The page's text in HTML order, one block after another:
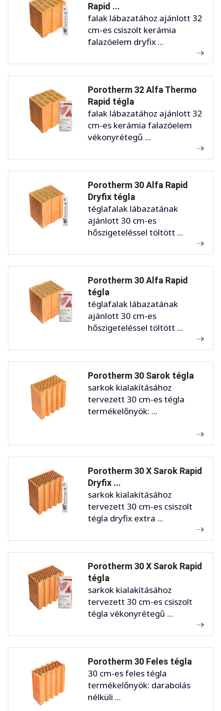
Rapid ...
falak lábazatához ajánlott 32
cm-es csiszolt kerámia
falazóelem dryfix ...
Porotherm 32 Alfa Thermo
Rapid tégla
falak lábazatához ajánlott 32
cm-es kerámia falazóelem
vékonyrétegű ...
Porotherm 30 Alfa Rapid
Dryfix tégla
téglafalak lábazatának
ajánlott 30 cm-es
hőszigeteléssel töltött ...
Porotherm 30 Alfa Rapid
tégla
téglafalak lábazatának
ajánlott 30 cm-es
hőszigeteléssel töltött ...
Porotherm 30 Sarok tégla
sarkok kialakításához
tervezett 30 cm-es tégla
termékelőnyök: ...
Porotherm 30 X Sarok Rapid
Dryfix ...
sarkok kialakításához
tervezett 30 cm-es csiszolt
tégla dryfix extra ...
Porotherm 30 X Sarok Rapid
tégla
sarkok kialakításához
tervezett 30 cm-es csiszolt
tégla vékonyrétegű ...
Porotherm 30 Feles tégla
30 cm-es feles tégla
termékelőnyök: darabolás
nélküli ...